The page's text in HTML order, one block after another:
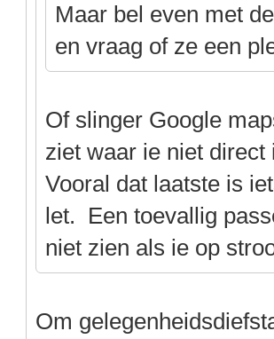
Maar bel even met
en vraag of ze een
Of slinger Google
ziet waar ie niet direct
Vooral dat laatste is
let. Een toevallig
niet zien als ie op
Om